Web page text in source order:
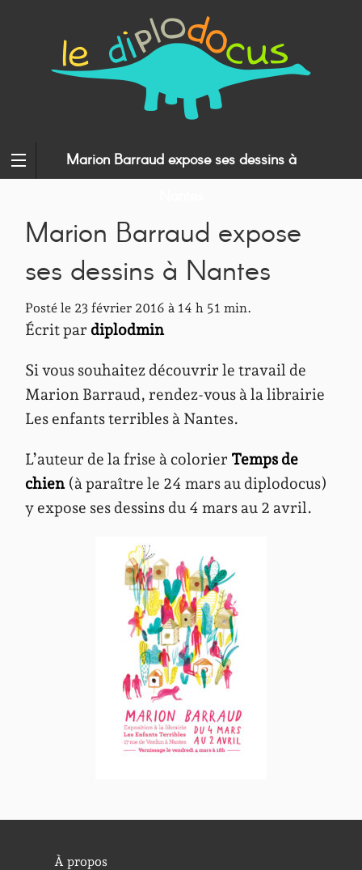
Marion Barraud expose ses dessins à
Marion Barraud expose
ses dessins à Nantes
Posté le 23 février 2016 à 14 h 51 min.
Écrit par diplodmin
Si vous souhaitez découvrir le travail de
Marion Barraud, rendez-vous à la librairie
Les enfants terribles à Nantes.
L’auteur de la frise à colorier Temps de
chien(à paraître le 24 mars au diplodocus)
y expose ses dessins du 4 mars au 2 avril.
À propos